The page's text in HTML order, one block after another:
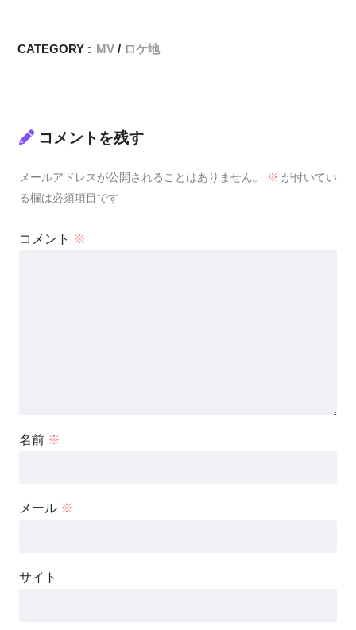
CATEGORY : MV ロケ地
コメントを残す
メールアドレスが公開されることはありません。 ※ が付いてい
る欄は必須項目です
コメント ※
名前 ※
メール ※
サイト